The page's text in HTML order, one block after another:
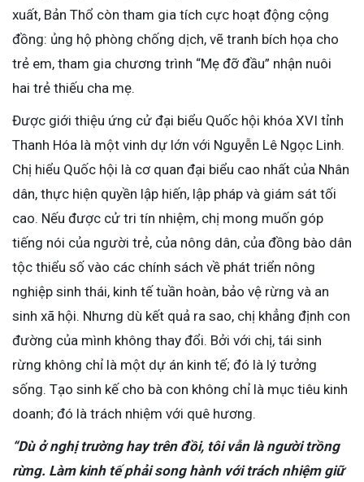
xuất, Bản Thổ còn tham gia tích cực hoạt động cộng
đồng: ủng hộ phòng chống dịch, vẽ tranh bích họa cho
trẻ em, tham gia chương trình “Mẹ đỡ đầu” nhận nuôi
hai trẻ thiếu cha mẹ.
Được giới thiệu ứng cử đại biểu Quốc hội khóa XVI tỉnh
Thanh Hóa là một vinh dự lớn với Nguyễn Lê Ngọc Linh.
Chị hiểu Quốc hội là cơ quan đại biểu cao nhất của Nhân
dân, thực hiện quyền lập hiến, lập pháp và giám sát tối
cao. Nếu được cử tri tín nhiệm, chị mong muốn góp
tiếng nói của người trẻ, của nông dân, của đồng bào dân
tộc thiểu số vào các chính sách về phát triển nông
nghiệp sinh thái, kinh tế tuần hoàn, bảo vệ rừng và an
sinh xã hội. Nhưng dù kết quả ra sao, chị khẳng định con
đường của mình không thay đổi. Bởi với chị, tái sinh
rừng không chỉ là một dự án kinh tế; đó là lý tưởng
sống. Tạo sinh kế cho bà con không chỉ là mục tiêu kinh
doanh; đó là trách nhiệm với quê hương.
“Dù ở nghị trường hay trên đồi, tôi vẫn là người trồng
rừng. Làm kinh tế phải song hành với trách nhiệm giữ